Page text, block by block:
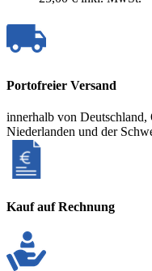
Portofreier Versand
innerhalb von
Niederlanden und der
Kauf auf Rechnung